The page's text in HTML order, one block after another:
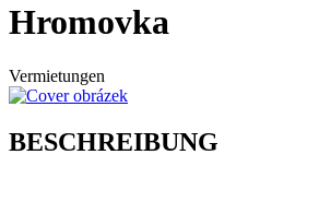
Hromovka
Vermietungen
BESCHREIBUNG